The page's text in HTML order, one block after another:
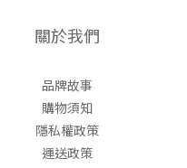
關於我們
品牌故事
購物須知
隱私權政策
運送政策